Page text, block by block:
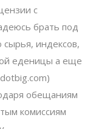
с
брать под
сырья, индексов,
еденицы а еще
обещаниям
комиссиям